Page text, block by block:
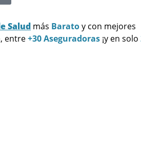
Salud más Baratoy con mejores
entre+30 Aseguradoras ¡y en solo